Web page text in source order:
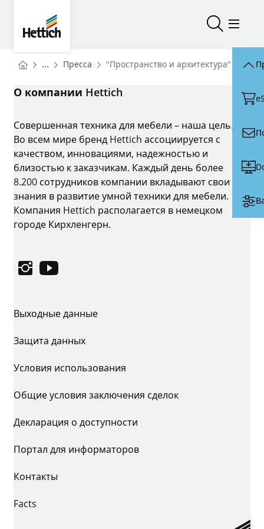
Открыть/
You are here:
Homepage
... Пресса Homepage
"Пространство и архитектура" от
О компании Hettich
Совершенная техника для мебели – наша цель.
Во всем мире бренд Hettich ассоциируется с
качеством, инновациями, надежностью и
близостью к заказчикам. Каждый день более
8.200 сотрудников компании вкладывают свои
знания в развитие умной техники для мебели.
Компания Hettich располагается в немецком
городе Кирхленгерн.
InstagramYouTube
Выходные данные
Защита данных
Условия использования
Общие условия заключения сделок
Декларация о доступности
Портал для информаторов
Контакты
Facts